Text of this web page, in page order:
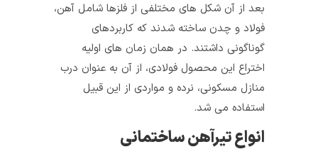
بعد از آن شکل‌ های مختلفی از فلزها شامل آهن،
فولاد و چدن ساخته شدند که کاربردهای
گوناگونی داشتند. در همان زمان های اولیه‌
اختراع این محصول فولادی، از آن به عنوان درب
منازل مسکونی، نرده و مواردی از این قبیل
استفاده می‌ شد.
انواع تیرآهن ساختمانی